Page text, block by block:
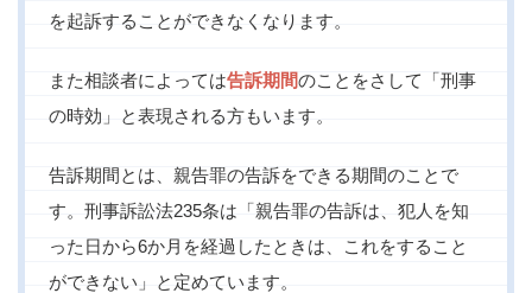
を起訴することができなくなります。
また相談者によっては告訴期間のことをさして「刑事
の時効」と表現される方もいます。
告訴期間とは、親告罪の告訴をできる期間のことで
す。刑事訴訟法235条は「親告罪の告訴は、犯人を知
った日から6か月を経過したときは、これをすること
ができない」と定めています。